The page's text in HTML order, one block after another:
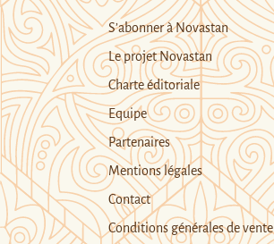
S’abonner à Novastan
Le projet Novastan
Charte éditoriale
Equipe
Partenaires
Mentions légales
Contact
Conditions générales de vente